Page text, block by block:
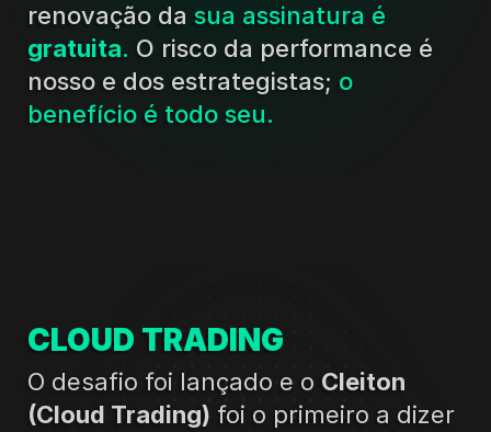
renovação da
gratuita. O risco da performance é
nosso e dos estrategistas; o
benefício é todo seu.
CLOUD TRADING
O desafio foi lançado e o Cleiton
(Cloud Trading) foi o primeiro a dizer